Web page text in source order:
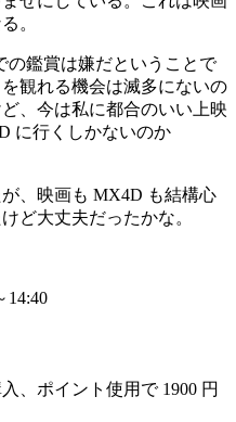
。
の鑑賞は嫌だということで
観れる機会は滅多にないの
、今は私に都合のいい上映
に行くしかないのか
、映画も MX4D も結構心
ど大丈夫だったかな。
14:40
、ポイント使用で 1900 円